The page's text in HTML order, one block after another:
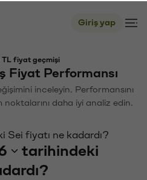
Giriş yap
TL fiyat geçmişi
Fiyat Performansı
inceleyin. Performansını
daha iyi analiz edin.
Sei fiyatı ne kadardı?
tarihindeki